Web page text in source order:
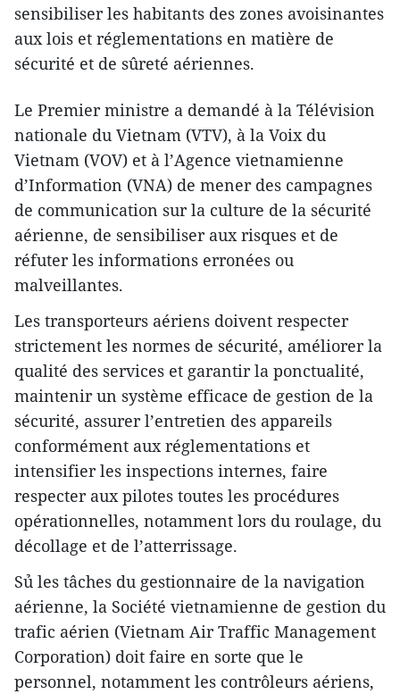
sensibiliser les habitants des zones avoisinantes
aux lois et réglementations en matière de
sécurité et de sûreté aériennes.
Le Premier ministre a demandé à la Télévision
nationale du Vietnam (VTV), à la Voix du
Vietnam (VOV) et à l’Agence vietnamienne
d’Information (VNA) de mener des campagnes
de communication sur la culture de la sécurité
aérienne, de sensibiliser aux risques et de
réfuter les informations erronées ou
malveillantes.
Les transporteurs aériens doivent respecter
strictement les normes de sécurité, améliorer la
qualité des services et garantir la ponctualité,
maintenir un système efficace de gestion de la
sécurité, assurer l’entretien des appareils
conformément aux réglementations et
intensifier les inspections internes, faire
respecter aux pilotes toutes les procédures
opérationnelles, notamment lors du roulage, du
décollage et de l’atterrissage.
Sủ les tâches du gestionnaire de la navigation
aérienne, la Société vietnamienne de gestion du
trafic aérien (Vietnam Air Traffic Management
Corporation) doit faire en sorte que le
personnel, notamment les contrôleurs aériens,